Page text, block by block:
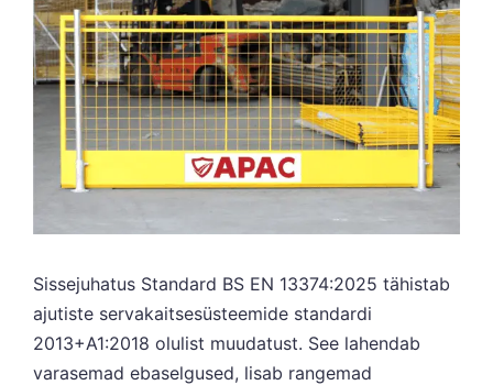
Sissejuhatus Standard BS EN 13374:2025 tähistab
ajutiste servakaitsesüsteemide standardi
2013+A1:2018 olulist muudatust. See lahendab
varasemad ebaselgused, lisab rangemad